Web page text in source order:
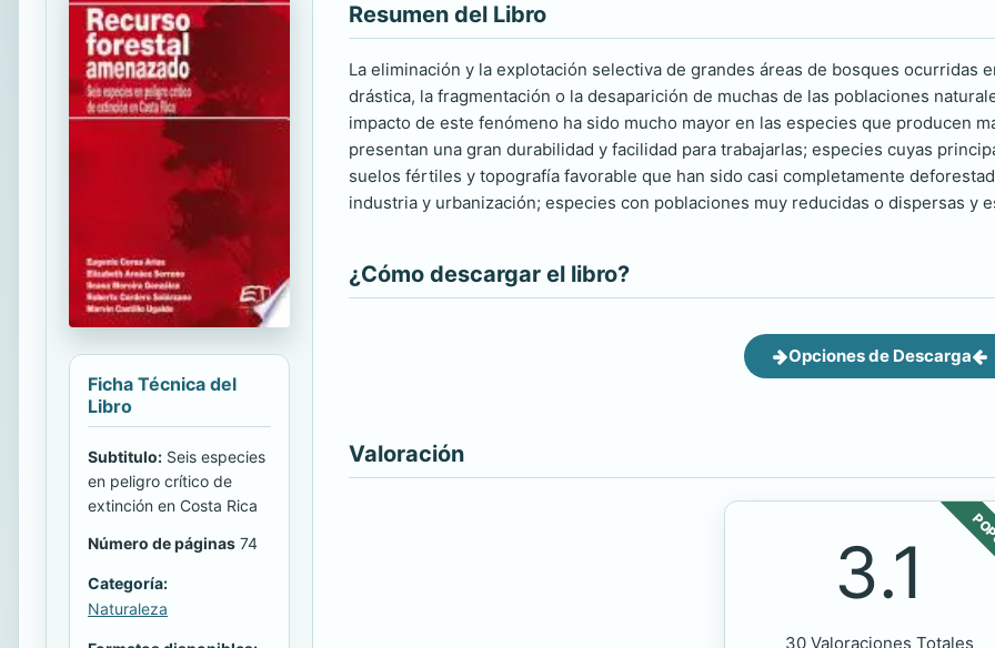
Ficha Técnica del
Libro
Subtitulo: Seis especies
en peligro crítico de
extinción en Costa Rica
Número de páginas 74
Categoría:
Naturaleza
Resumen del Libro
La eliminación y la explotación selectiva de grandes áreas de bosques ocurridas
drástica, la fragmentación o la desaparición de muchas de las poblaciones
impacto de este fenómeno ha sido mucho mayor en las especies que producen
presentan una gran durabilidad y facilidad para trabajarlas; especies cuyas
suelos fértiles y topografía favorable que han sido casi completamente
industria y urbanización; especies con poblaciones muy reducidas o dispersas y
¿Cómo descargar el libro?
Opciones de Descarga
Valoración
3.1
30 Valoraciones Totales